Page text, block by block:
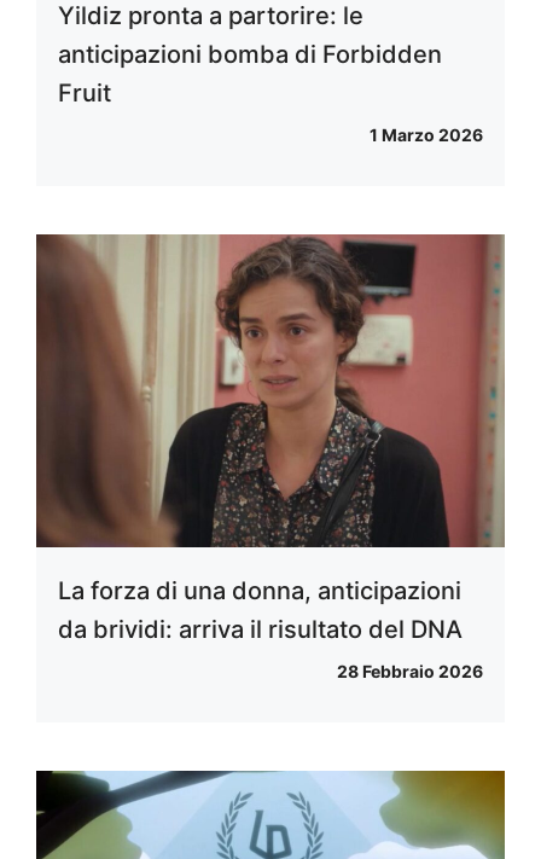
Yildiz pronta a partorire: le
anticipazioni bomba di Forbidden
Fruit
1 Marzo 2026
La forza di una donna, anticipazioni
da brividi: arriva il risultato del DNA
28 Febbraio 2026